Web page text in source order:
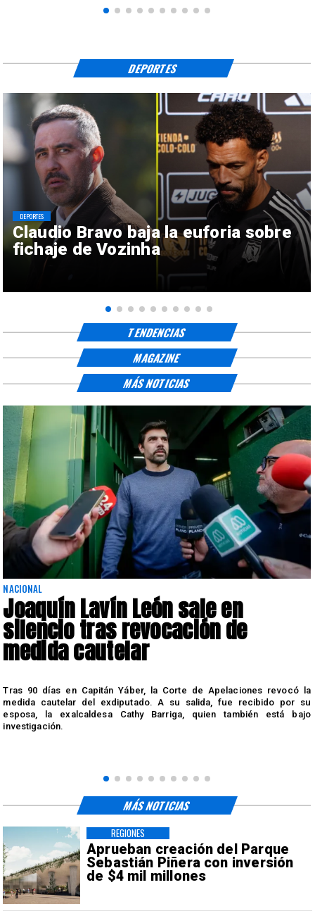
Claudio Bravo baja la euforia sobre
fichaje de Vozinha
DEPORTES
DEPORTES
TENDENCIAS
MAGAZINE
NACIONAL
Joaquín Lavín León sale en
silencio tras revocación de
medida cautelar
Tras 90 días en Capitán Yáber, la Corte de Apelaciones revocó la
medida cautelar del exdiputado. A su salida, fue recibido por su
esposa, la exalcaldesa Cathy Barriga, quien también está bajo
investigación.
MÁS NOTICIAS
Aprueban creación del Parque
Sebastián Piñera con inversión
de $4 mil millones
REGIONES
MÁS NOTICIAS